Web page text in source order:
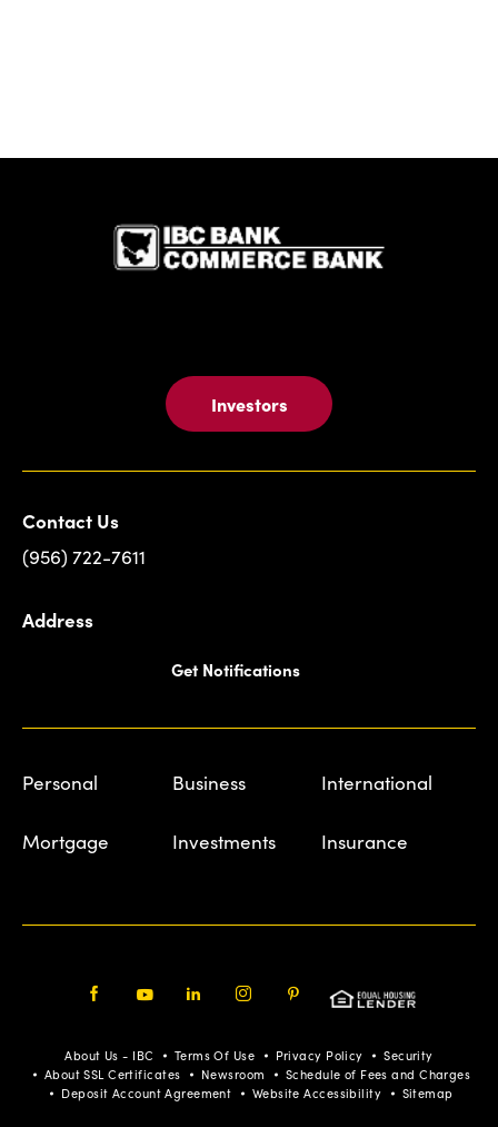
Investors
Contact Us
(956) 722-7611
Address
Get Notifications
Personal Business International
Mortgage Investments Insurance
Pinterest
About Us - IBC Terms Of Use Privacy Policy
Security
About SSL Certificates
Newsroom
Schedule of Fees and Charges
Deposit Account Agreement
Website Accessibility Sitemap